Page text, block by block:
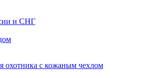
и СНГ
охотника с кожаным чехлом